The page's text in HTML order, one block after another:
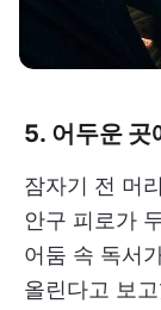
5. 어두운 곳
잠자기 전 머
안구 피로가
어둠 속 독서
올린다고 보